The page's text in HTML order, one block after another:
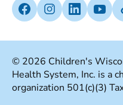
Media Inquiries
Insurances We Accept
Good Faith Estimate
Non-Discrimination Policy
Terms Of Use
Facebook (Opens in a
Instagramlinkedin
© 2026 Children's
Health System, Inc. is a
organization 501(c)(3)